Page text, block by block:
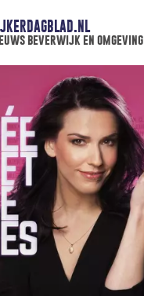
beverwijk en omgeving